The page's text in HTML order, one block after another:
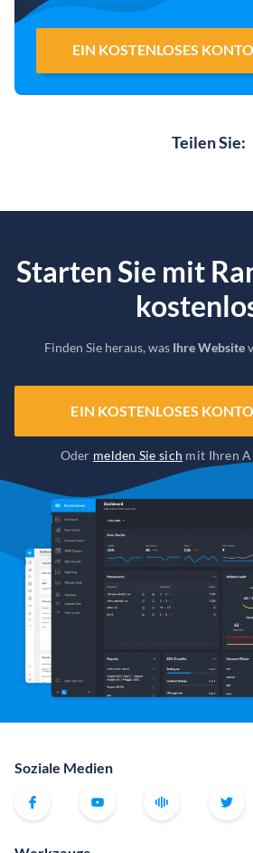
EIN KOSTENLOSES
Teilen Sie:
Starten Sie mit
Finden Sie heraus, was Ihre Website
EIN KOSTENLOSES
Oder melden Sie sich mit Ihren
Soziale Medien